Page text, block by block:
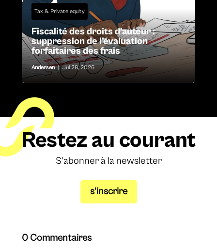
Tax & Private equity
Fiscalité des droits d’auteur :
suppression de l’évaluation
forfaitaires des frais
Andersen | Jul 28, 2026
Restez au courant
S’abonner à la newsletter
s’inscrire
0 Commentaires